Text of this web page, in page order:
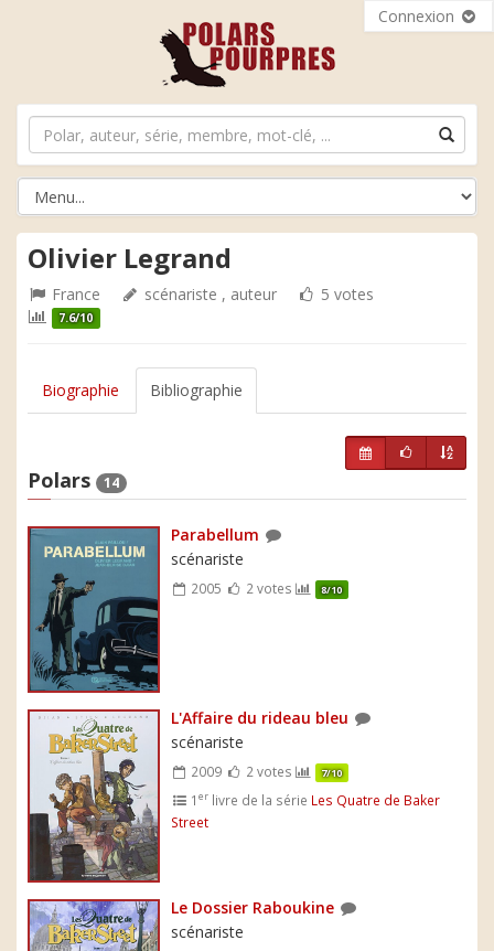
Connexion
Olivier Legrand
France scénariste , auteur 5 votes
7.6/10
Biographie Bibliographie
Polars 14
Parabellum
scénariste
2005 2 votes 8/10
L'Affaire du rideau bleu
scénariste
2009 2 votes 7/10
1er livre de la série Les Quatre de Baker
Street
Le Dossier Raboukine
scénariste